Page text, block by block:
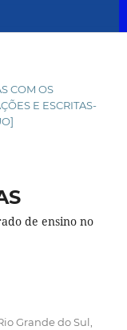
COM OS
E ESCRITAS-
de ensino no
Grande do Sul,